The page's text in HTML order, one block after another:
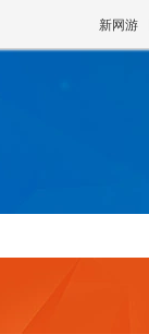
新网游